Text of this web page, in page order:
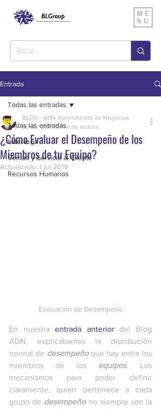
ME
NU
Entrada
Todas las entradas
Liderazgo
Ventas y Servicio al Cliente
Recursos Humanos
Todas las entradas
¿Cómo Evaluar el Desempeño de los
Miembros de tu Equipo?
BLOG - ADN Aprendiendo de Negocios
30 abr 2019 3 min de lectura
Actualizado: 1 jul 2019
Evaluación de Desempeño
En nuestra entrada anterior del Blog
ADN, explicábamos la distribución
normal de desempeño que hay entre los
miembros de los equipos. Los
mecanismos para poder definir
claramente, quién pertenece a cada
grupo de desempeño no siempre son la